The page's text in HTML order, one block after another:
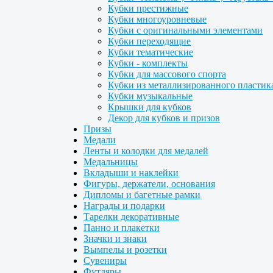
Кубки престижные
Кубки многоуровневые
Кубки с оригинальными элементами
Кубки переходящие
Кубки тематические
Кубки - комплекты
Кубки для массового спорта
Кубки из металлизированного
Кубки музыкальные
Крышки для кубков
Декор для кубков и призов
Призы
Медали
Ленты и колодки для медалей
Медальницы
Вкладыши и наклейки
Фигуры, держатели, основания
Дипломы и багетные рамки
Награды и подарки
Тарелки декоративные
Панно и плакетки
Значки и знаки
Вымпелы и розетки
Сувениры